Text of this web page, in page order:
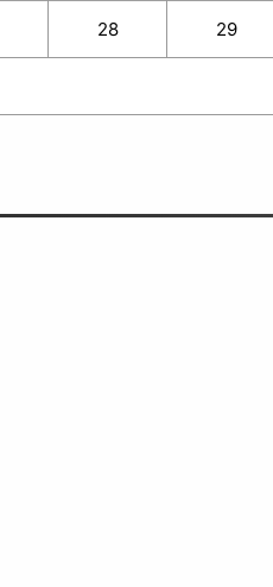
28 29